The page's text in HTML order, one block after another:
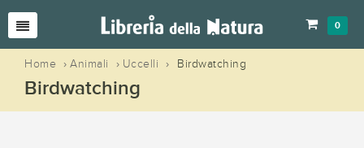
0
Home › Animali › Uccelli › Birdwatching
Birdwatching